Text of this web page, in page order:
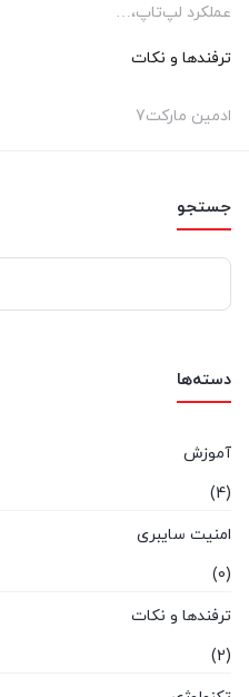
جستجو
برای:
دسته‌ها
آموزش
(4)
امنیت سایبری
(0)
ترفندها و نکات
(2)
عملکرد لپ‌تاپ،…
ترفندها و نکات
ادمین مارکت7